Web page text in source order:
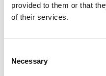
provided to them or that
of their services.
Selection
Necessary